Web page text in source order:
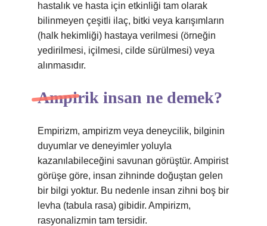
hastalık ve hasta için etkinliği tam olarak
bilinmeyen çeşitli ilaç, bitki veya karışımların
(halk hekimliği) hastaya verilmesi (örneğin
yedirilmesi, içilmesi, cilde sürülmesi) veya
alınmasıdır.
Ampirik insan ne demek?
Empirizm, ampirizm veya deneycilik, bilginin
duyumlar ve deneyimler yoluyla
kazanılabileceğini savunan görüştür. Ampirist
görüşe göre, insan zihninde doğuştan gelen
bir bilgi yoktur. Bu nedenle insan zihni boş bir
levha (tabula rasa) gibidir. Ampirizm,
rasyonalizmin tam tersidir.